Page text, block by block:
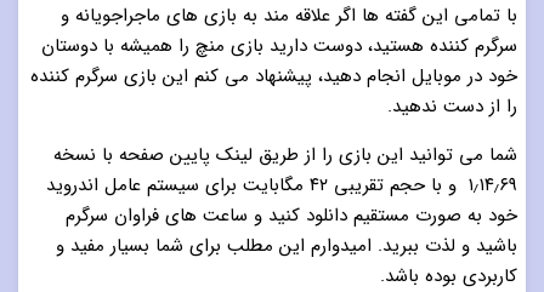
با تمامی این گفته ها اگر علاقه مند به بازی های ماجراجویانه و
سرگرم کننده هستید، دوست دارید بازی منچ را همیشه با دوستان
خود در موبایل انجام دهید، پیشنهاد می کنم این بازی سرگرم کننده
را از دست ندهید.
شما می توانید این بازی را از طریق لینک پایین صفحه با نسخه
۱٫۱۴٫۶۹ و با حجم تقریبی ۴۲ مگابایت برای سیستم عامل اندروید
خود به صورت مستقیم دانلود کنید و ساعت های فراوان سرگرم
باشید و لذت ببرید. امیدوارم این مطلب برای شما بسیار مفید و
کاربردی بوده باشد.